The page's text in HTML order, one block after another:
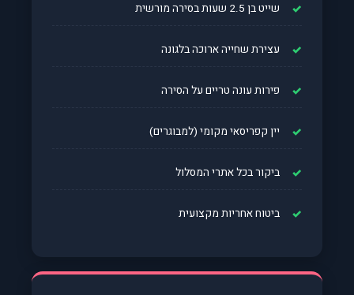
שייט בן 2.5 שעות בסירה מורשית
עצירת שחייה ארוכה בלגונה
פירות עונה טריים על הסירה
יין קפריסאי מקומי (למבוגרים)
ביקור בכל אתרי המסלול
ביטוח אחריות מקצועית